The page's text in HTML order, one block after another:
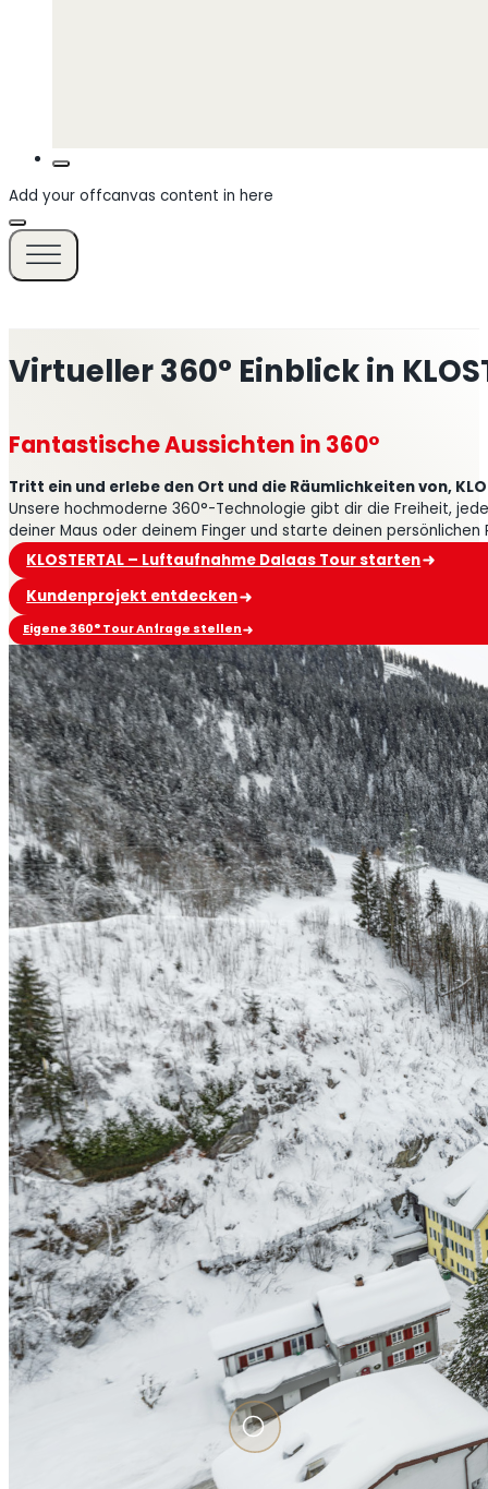
Add your offcanvas content in here
Fantastische Aussichten in 360°
Virtueller 360° Einblick in
Tritt ein und erlebe den Ort und die Räumlichkeiten von,
Unsere hochmoderne 360°-Technologie gibt dir die Freiheit,
deiner Maus oder deinem Finger und starte deinen persönlichen
KLOSTERTAL – Luftaufnahme Dalaas Tour starten
Kundenprojekt entdecken
Eigene 360° Tour Anfrage stellen